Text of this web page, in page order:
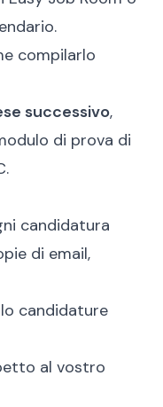
compilarlo
successivo,
di prova di
.
candidatura
di email,
candidature
al vostro